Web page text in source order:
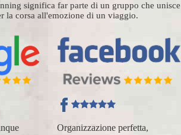
significa far parte di un gruppo che unisce
la corsa all'emozione di un viaggio.
Organizzazione perfetta,